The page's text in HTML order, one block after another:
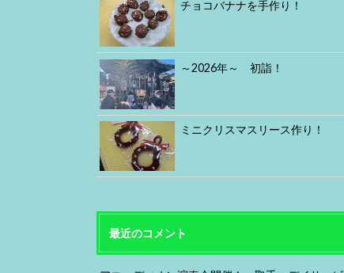
チョコバナナを手作り！
～2026年～ 初詣！
ミニクリスマスリース作り！
最近のコメント